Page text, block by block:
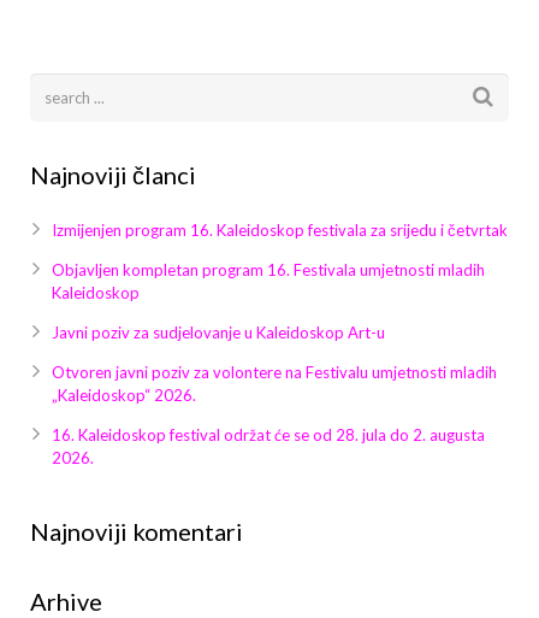
Video 2012
Video 2015
Video 2016
Video 2017
Video 2018
Galerija 2011
Galerija 2014
Galerija 2015
Galerija 2016
Galerija 2017
Galerija 2019
Galerija 2022
Kontakt
Najnoviji članci
Izmijenjen program 16. Kaleidoskop festivala za srijedu i četvrtak
Objavljen kompletan program 16. Festivala umjetnosti mladih
Kaleidoskop
Javni poziv za sudjelovanje u Kaleidoskop Art-u
Otvoren javni poziv za volontere na Festivalu umjetnosti mladih
„Kaleidoskop“ 2026.
16. Kaleidoskop festival održat će se od 28. jula do 2. augusta
2026.
Najnoviji komentari
Arhive